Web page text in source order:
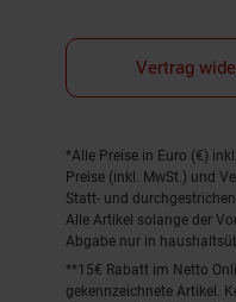
Vertrag
Fußnoten
*Alle Preise in Euro (€)
Preise (inkl. MwSt.) und
Statt- und
Alle Artikel solange der
Abgabe nur in
**15€ Rabatt im Netto
gekennzeichnete Artikel.